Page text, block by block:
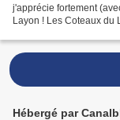
j'apprécie fortement
Layon ! Les Coteaux du
Hébergé par